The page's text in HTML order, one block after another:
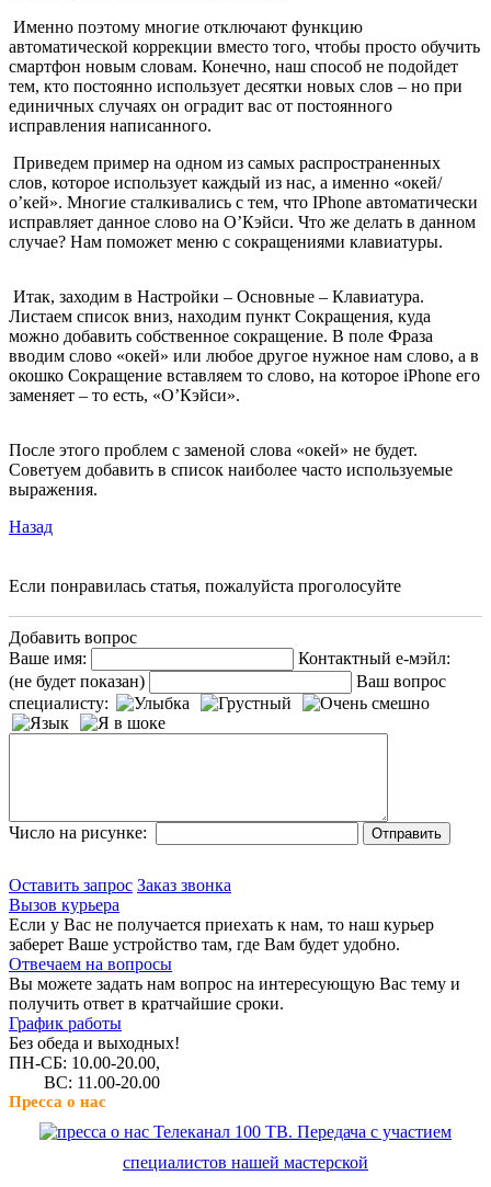
Именно поэтому многие отключают функцию
автоматической коррекции вместо того, чтобы просто обучить
смартфон новым словам. Конечно, наш способ не подойдет
тем, кто постоянно использует десятки новых слов – но при
единичных случаях он оградит вас от постоянного
исправления написанного.
Приведем пример на одном из самых распространенных
слов, которое использует каждый из нас, а именно «окей/
о’кей». Многие сталкивались с тем, что IPhone автоматически
исправляет данное слово на О’Кэйси. Что же делать в данном
случае? Нам поможет меню с сокращениями клавиатуры.
Итак, заходим в Настройки – Основные – Клавиатура.
Листаем список вниз, находим пункт Сокращения, куда
можно добавить собственное сокращение. В поле Фраза
вводим слово «окей» или любое другое нужное нам слово, а в
окошко Сокращение вставляем то слово, на которое iPhone его
заменяет – то есть, «О’Кэйси».
После этого проблем с заменой слова «окей» не будет.
Советуем добавить в список наиболее часто используемые
выражения.
Назад
Если понравилась статья, пожалуйста проголосуйте
Добавить вопрос
Ваше имя:
Контактный е-мэйл:
(не будет показан)
Ваш вопрос
специалисту:
Число на рисунке:
Оставить запрос Заказ звонка
Вызов курьера
Если у Вас не получается приехать к нам, то наш курьер
заберет Ваше устройство там, где Вам будет удобно.
Отвечаем на вопросы
Вы можете задать нам вопрос на интересующую Вас тему и
получить ответ в кратчайшие сроки.
График работы
Без обеда и выходных!
ПН-СБ: 10.00-20.00,
ВС: 11.00-20.00
Пресса о нас
Телеканал 100 ТВ. Передача с участием
специалистов нашей мастерской